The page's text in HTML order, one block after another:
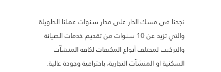
نجحنا في مسك الدار على مدار سنوات عملنا الطويلة
والتي تزيد عن 10 سنوات من تقديم خدمات الصيانة
والتركيب لمختلف أنواع المكيفات لكافة المنشآت
السكنية او المنشآت التجارية، باحترافية وجودة عالية.